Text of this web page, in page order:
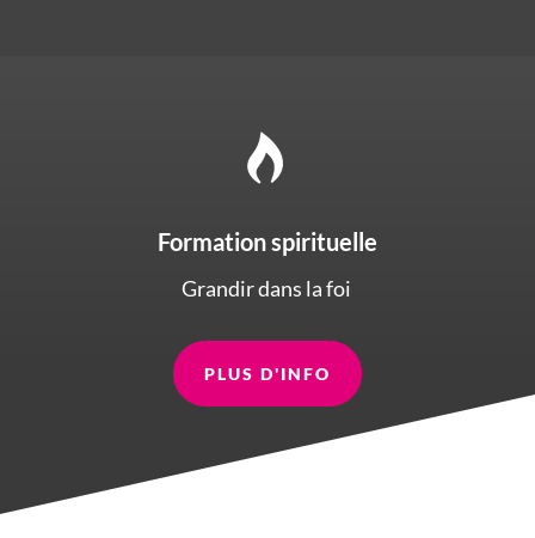
Formation spirituelle
Grandir dans la foi
PLUS D'INFO